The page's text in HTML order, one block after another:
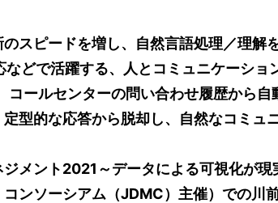
スピードを増し、自然言語処理／理解
などで活躍する、人とコミュニケーシ
コールセンターの問い合わせ履歴から自
型的な応答から脱却し、自然なコミュ
ジメント2021～データによる可視化が
ンソーシアム（JDMC）主催）での川